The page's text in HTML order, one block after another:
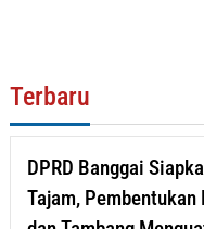
Terbaru
DPRD Banggai
Tajam,